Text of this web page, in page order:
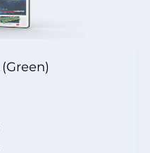
(Green)